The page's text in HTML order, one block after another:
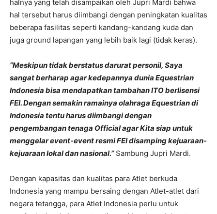
halnya yang telah disampaikan oleh Jupri Mardi bahwa
hal tersebut harus diimbangi dengan peningkatan kualitas
beberapa fasilitas seperti kandang-kandang kuda dan
juga ground lapangan yang lebih baik lagi (tidak keras).
“Meskipun tidak berstatus darurat personil, Saya
sangat berharap agar kedepannya dunia Equestrian
Indonesia bisa mendapatkan tambahan ITO berlisensi
FEI. Dengan semakin ramainya olahraga Equestrian di
Indonesia tentu harus diimbangi dengan
pengembangan tenaga Official agar Kita siap untuk
menggelar event-event resmi FEI disamping kejuaraan-
kejuaraan lokal dan nasional.”Sambung Jupri Mardi.
Dengan kapasitas dan kualitas para Atlet berkuda
Indonesia yang mampu bersaing dengan Atlet-atlet dari
negara tetangga, para Atlet Indonesia perlu untuk